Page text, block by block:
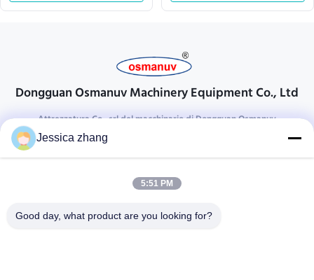
Dongguan Osmanuv Machinery Equipment Co., Ltd
Attrezzatura Co., srl del macchinario di Dongguan Osmanuv
Prendi contatto
28 il secondo industriale, chong Wei, Wanjiang, DongGuan,
86-769 -88125248
Jessica zhang
5:51 PM
Good day, what product are you looking for?